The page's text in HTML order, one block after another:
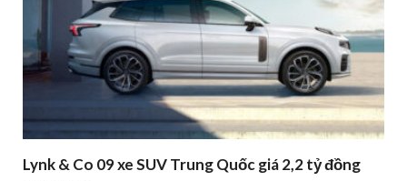
Lynk & Co 09 xe SUV Trung Quốc giá 2,2 tỷ đồng